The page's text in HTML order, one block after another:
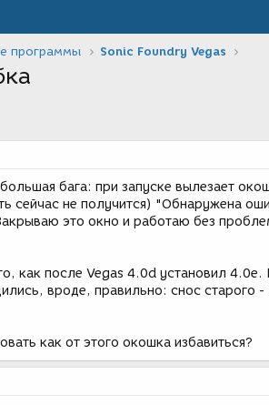
программы Sonic Foundry Vegas
бага: при запуске вылезает
сейчас не получится) "Обнаружена
это окно и работаю без
как после Vegas 4.0d установил
вроде, правильно: снос старого -
как от этого окошка избавиться?